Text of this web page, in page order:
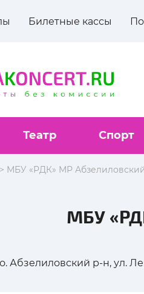
Билетные кассы
Театр Спорт
> МБУ «РДК» МР
МБУ
Абзелиловский р-н, ул.